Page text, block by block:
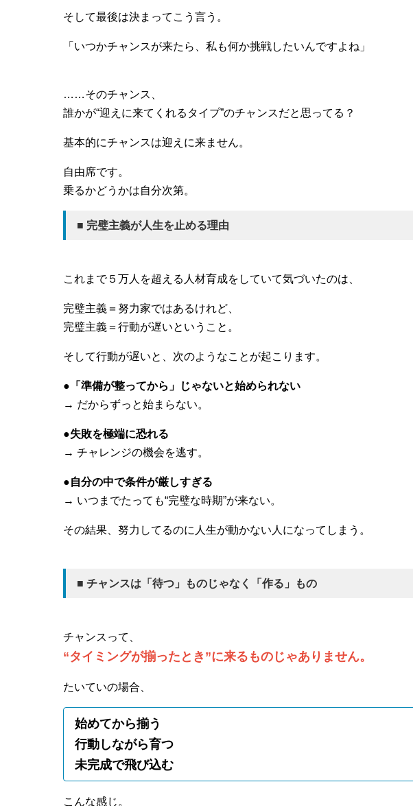
そして最後は決まってこう言う。
「いつかチャンスが来たら、私も何か挑戦したいんですよね」
……そのチャンス、
誰かが“迎えに来てくれるタイプ”のチャンスだと思ってる？
基本的にチャンスは迎えに来ません。
自由席です。
乗るかどうかは自分次第。
■ 完璧主義が人生を止める理由
これまで５万人を超える人材育成をしていて気づいたのは、
完璧主義＝努力家ではあるけれど、
完璧主義＝行動が遅いということ。
そして行動が遅いと、次のようなことが起こります。
●「準備が整ってから」じゃないと始められない
→ だからずっと始まらない。
●失敗を極端に恐れる
→ チャレンジの機会を逃す。
●自分の中で条件が厳しすぎる
→ いつまでたっても“完璧な時期”が来ない。
その結果、努力してるのに人生が動かない人になってしまう。
■ チャンスは「待つ」ものじゃなく「作る」もの
チャンスって、
“タイミングが揃ったとき”に来るものじゃありません。
たいていの場合、
始めてから揃う
行動しながら育つ
未完成で飛び込む
こんな感じ。